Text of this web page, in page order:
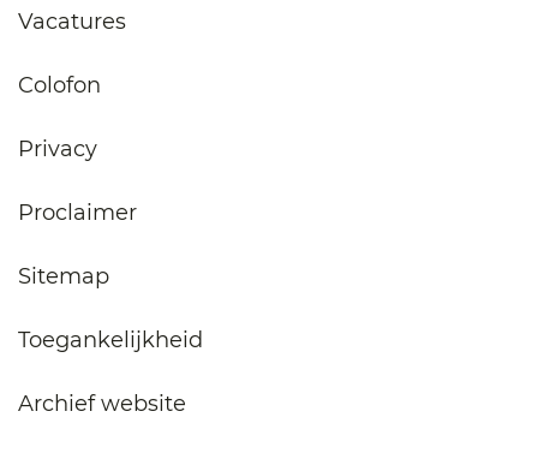
Vacatures
Colofon
Privacy
Proclaimer
Sitemap
Toegankelijkheid
Archief website